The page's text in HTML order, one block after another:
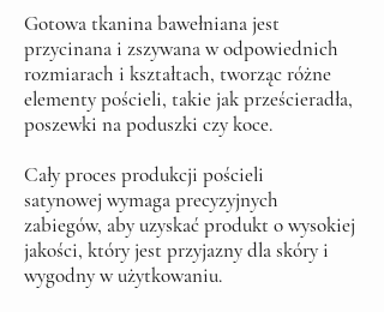
Gotowa tkanina bawełniana jest
przycinana i zszywana w odpowiednich
rozmiarach i kształtach, tworząc różne
elementy pościeli, takie jak prześcieradła,
poszewki na poduszki czy koce.
Cały proces produkcji pościeli
satynowej wymaga precyzyjnych
zabiegów, aby uzyskać produkt o wysokiej
jakości, który jest przyjazny dla skóry i
wygodny w użytkowaniu.